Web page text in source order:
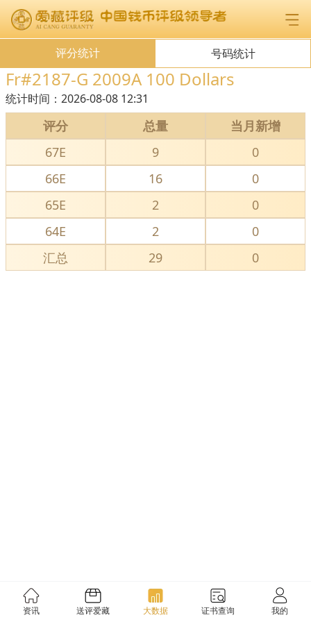
评分统计 号码统计
Fr#2187-G 2009A 100 Dollars
统计时间： 2026-08-08 12:31
评分 总量
当月新增
67E
9
0
66E
16
0
65E
2
0
64E
2
0
汇总
29 0
资讯 送评爱藏 大数据 证书查询 我的